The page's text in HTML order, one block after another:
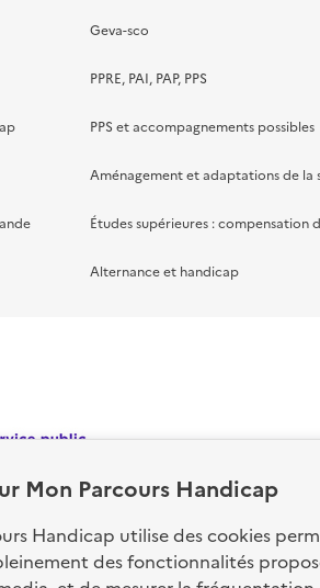
Mon Parcours Handicap
Handicap utilise des cookies
des fonctionnalités
Geva-sco
PPRE, PAI, PAP, PPS
PPS et accompagnements possibles
Aménagement et adaptations de la
Études supérieures : compensation
Alternance et handicap